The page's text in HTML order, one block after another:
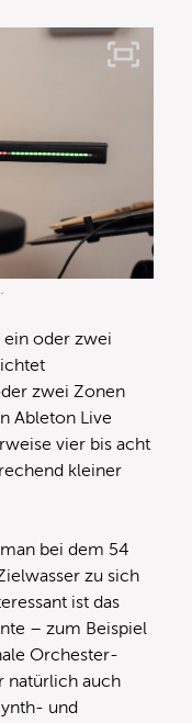
oder zwei
zwei Zonen
Ableton Live
vier bis acht
kleiner
bei dem 54
zu sich
ist das
– zum Beispiel
Orchester-
natürlich auch
und